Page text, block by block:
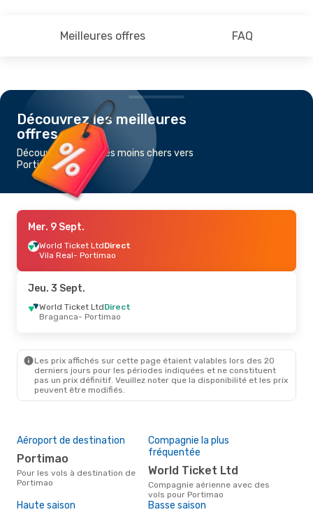
Meilleures offres FAQ
Découvrez les meilleures
offres
Découvrez les vols les moins chers vers
Portimao
Mer. 9 Sept.
World Ticket LtdDirect
Vila Real- Portimao
Jeu. 3 Sept.
World Ticket LtdDirect
Braganca- Portimao
Les prix affichés sur cette page étaient valables lors des 20
derniers jours pour les périodes indiquées et ne constituent
pas un prix définitif. Veuillez noter que la disponibilité et les prix
peuvent être modifiés.
Aéroport de destination
Portimao
Pour les vols à destination de
Portimao
Compagnie la plus
fréquentée
World Ticket Ltd
Compagnie aérienne avec des
vols pour Portimao
Haute saison Basse saison